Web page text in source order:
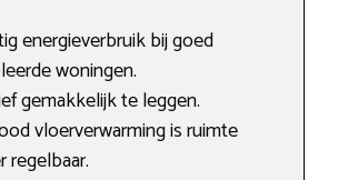
energieverbruik bij goed
woningen.
gemakkelijk te leggen.
vloerverwarming is ruimte
regelbaar.